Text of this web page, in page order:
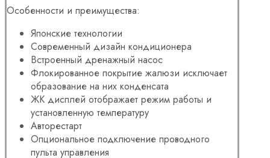
Особенности и преимущества:
Японские технологии
Современный дизайн кондиционера
Встроенный дренажный насос
Флокированное покрытие жалюзи исключает
образование на них конденсата
ЖК дисплей отображает режим работы и
установленную температуру
Авторестарт
Опциональное подключение проводного
пульта управления